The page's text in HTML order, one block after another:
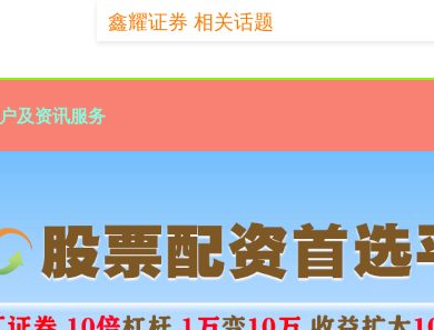
及资讯服务
鑫耀证券 相关话题